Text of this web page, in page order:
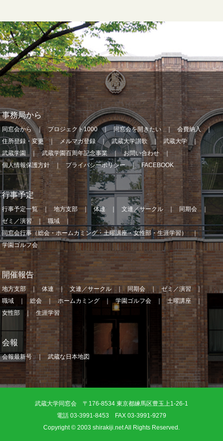
事務局から
同窓会から プロジェクト1000 同窓会を開きたい
会費納入
住所登録・変更
メルマガ登録 武蔵大学讃歌
武蔵大学
武蔵学園
武蔵学園百周年記念事業
お問い合わせ
個人情報保護方針
プライバシーポリシー FACEBOOK
行事予定
行事予定一覧 地方支部 体連 文連／サークル
同期会
ゼミ／演習
職域
同窓会行事（総会・ホームカミング・土曜講座・女性部・生涯学習）
学園ゴルフ会
開催報告
地方支部 体連 文連／サークル 同期会
ゼミ／演習
職域
総会 ホームカミング 学園ゴルフ会
土曜講座
女性部
生涯学習
会報
会報最新号 武蔵な日本地図
武蔵大学同窓会 〒176-8534 東京都練馬区豊玉上1-26-1
電話 03-3991-8453 FAX 03-3991-9279
Copyright © 2003 shirakiji.net All Rights Reserved.